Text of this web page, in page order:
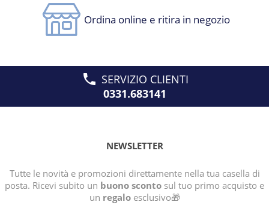
Ordina online e ritira in negozio
SERVIZIO CLIENTI
0331.683141
NEWSLETTER
Tutte le novità e promozioni direttamente nella tua casella di
posta. Ricevi subito un buono sconto sul tuo primo acquisto e
un regaloesclusivo🎁